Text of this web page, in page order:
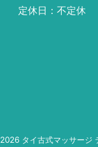
定休日：不定休
2026 タイ古式マッサージ